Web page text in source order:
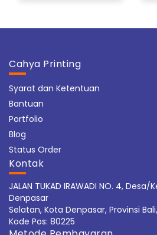
Cahya Printing
Syarat dan Ketentuan
Bantuan
Portfolio
Blog
Status Order
Kontak
JALAN TUKAD IRAWADI NO. 4,
Denpasar
Selatan, Kota Denpasar, Provinsi Bali,
Kode Pos: 80225